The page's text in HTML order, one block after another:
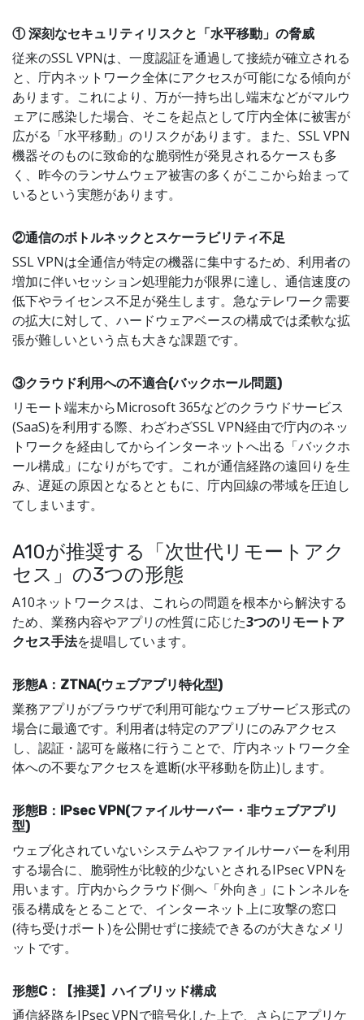
① 深刻なセキュリティリスクと「水平移動」の脅威
従来のSSL VPNは、一度認証を通過して接続が確立される
と、庁内ネットワーク全体にアクセスが可能になる傾向が
あります。これにより、万が一持ち出し端末などがマルウ
ェアに感染した場合、そこを起点として庁内全体に被害が
広がる「水平移動」のリスクがあります。また、SSL VPN
機器そのものに致命的な脆弱性が発見されるケースも多
く、昨今のランサムウェア被害の多くがここから始まって
いるという実態があります。
②通信のボトルネックとスケーラビリティ不足
SSL VPNは全通信が特定の機器に集中するため、利用者の
増加に伴いセッション処理能力が限界に達し、通信速度の
低下やライセンス不足が発生します。急なテレワーク需要
の拡大に対して、ハードウェアベースの構成では柔軟な拡
張が難しいという点も大きな課題です。
③クラウド利用への不適合(バックホール問題)
リモート端末からMicrosoft 365などのクラウドサービス
(SaaS)を利用する際、わざわざSSL VPN経由で庁内のネッ
トワークを経由してからインターネットへ出る「バックホ
ール構成」になりがちです。これが通信経路の遠回りを生
み、遅延の原因となるとともに、庁内回線の帯域を圧迫し
てしまいます。
A10が推奨する「次世代リモートアク
セス」の3つの形態
A10ネットワークスは、これらの問題を根本から解決する
ため、業務内容やアプリの性質に応じた3つのリモートア
クセス手法を提唱しています。
形態A：ZTNA(ウェブアプリ特化型)
業務アプリがブラウザで利用可能なウェブサービス形式の
場合に最適です。利用者は特定のアプリにのみアクセス
し、認証・認可を厳格に行うことで、庁内ネットワーク全
体への不要なアクセスを遮断(水平移動を防止)します。
形態B：IPsec VPN(ファイルサーバー・非ウェブアプリ
型)
ウェブ化されていないシステムやファイルサーバーを利用
する場合に、脆弱性が比較的少ないとされるIPsec VPNを
用います。庁内からクラウド側へ「外向き」にトンネルを
張る構成をとることで、インターネット上に攻撃の窓口
(待ち受けポート)を公開せずに接続できるのが大きなメリ
ットです。
形態C：【推奨】ハイブリッド構成
通信経路をIPsec VPNで暗号化した上で、さらにアプリケ